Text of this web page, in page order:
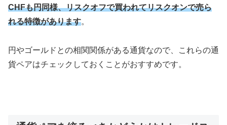
CHFも円同様、リスクオフで買われてリスクオンで売ら
れる特徴があります。
円やゴールドとの相関関係がある通貨なので、これらの通
貨ペアはチェックしておくことがおすすめです。